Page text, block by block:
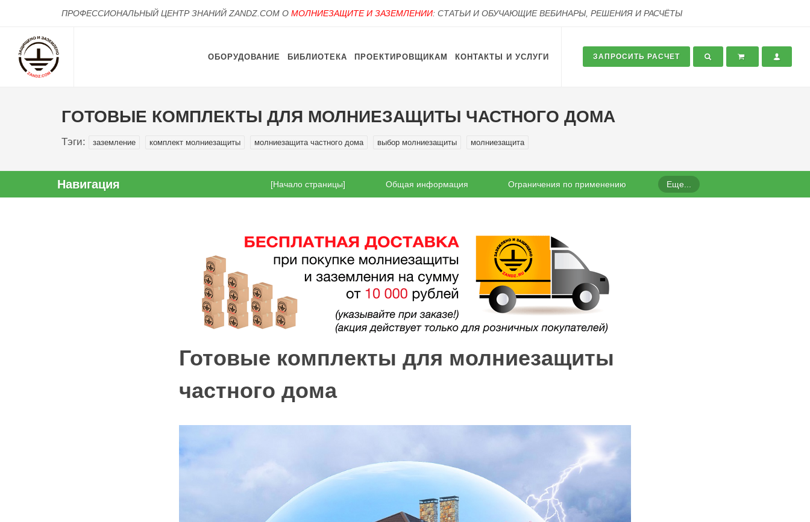
ПРОФЕССИОНАЛЬНЫЙ ЦЕНТР ЗНАНИЙ ZANDZ.COM О МОЛНИЕЗАЩИТЕ И ЗАЗЕМЛЕНИИ: СТАТЬИ И ОБУЧАЮЩИЕ ВЕБИНАРЫ, РЕШЕНИЯ И РАСЧЁТЫ
ОБОРУДОВАНИЕ БИБЛИОТЕКА ПРОЕКТИРОВЩИКАМ КОНТАКТЫ И УСЛУГИ ЗАПРОСИТЬ РАСЧЕТ
ГОТОВЫЕ КОМПЛЕКТЫ ДЛЯ МОЛНИЕЗАЩИТЫ ЧАСТНОГО ДОМА
Тэги: заземление комплект молниезащиты молниезащита частного дома выбор молниезащиты молниезащита
Навигация [Начало страницы] Общая информация Ограничения по применению Еще...
Готовые комплекты для молниезащиты
частного дома